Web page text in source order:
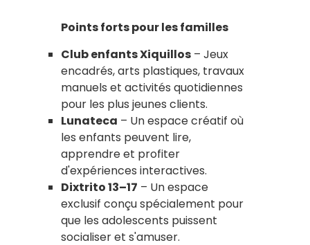
Points forts pour les familles
Club enfants Xiquillos – Jeux
encadrés, arts plastiques, travaux
manuels et activités quotidiennes
pour les plus jeunes clients.
Lunateca – Un espace créatif où
les enfants peuvent lire,
apprendre et profiter
d'expériences interactives.
Dixtrito 13–17 – Un espace
exclusif conçu spécialement pour
que les adolescents puissent
socialiser et s'amuser.